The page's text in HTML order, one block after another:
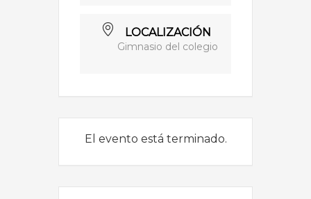
LOCALIZACIÓN
Gimnasio del colegio
El evento está terminado.